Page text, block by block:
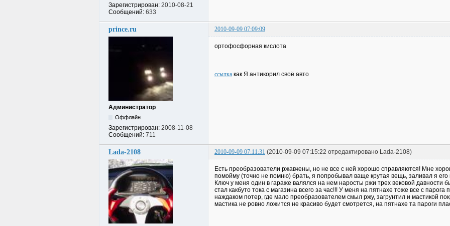
Зарегистрирован: 2010-08-21
Сообщений: 633
prince.ru 2010-09-09 07:09:09
Администратор
Оффлайн
Зарегистрирован: 2008-11-08
Сообщений: 711
ортофосфорная кислота
ссылка как Я антикорил своё авто
Lada-2108 2010-09-09 07:11:31 (2010-09-09 07:15:22 отредактировано Lada-2108)
Есть преобразователи ржавчены, но не все с ней хорошо справляются! Мне
помойму (точно не помню) брать, я попробывал ваще крутая вещь, заливал я
Ключ у меня один в гараже валялся на нем наросты ржи трех вековой давности
стал какбуто тока с магазина всего за час!!! У меня на пятнахе тоже все с
наждаком потер, где мало преобразователем смыл ржу, загрунтил и мастикой
мастика не ровно ложится не красиво будет смотрется, на пятнахе та пароги